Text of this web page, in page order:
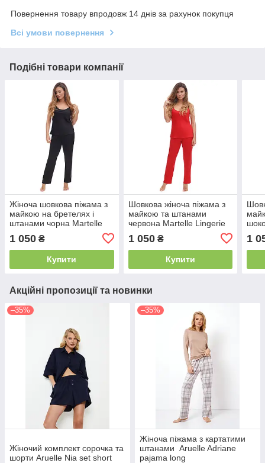
Повернення товару впродовж 14 днів за рахунок покупця
Всі умови повернення
Подібні товари компанії
Жіноча шовкова піжама з
майкою на бретелях і
штанами чорна Martelle
1 050 ₴
Купити
Шовкова жіноча піжама з
майкою та штанами
червона Martelle Lingerie
1 050₴
Купити
1
Акційні пропозиції та новинки
–35%
Жіночий комплект сорочка та
шорти Aruelle Nia set short
–35%
Жіноча піжама з картатими
штанами Aruelle Adriane
pajama long